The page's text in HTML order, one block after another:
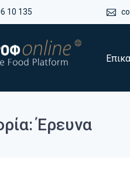
10 135
Έρευνα